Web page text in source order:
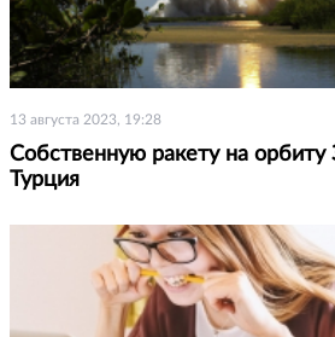
13 августа 2023, 19:28
Собственную ракету на орбиту
Турция